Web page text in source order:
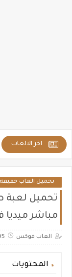
اخر الالعاب
تحميل العاب خفيفة
مباشر ميديا
العاب فوكس 05
المحتويات